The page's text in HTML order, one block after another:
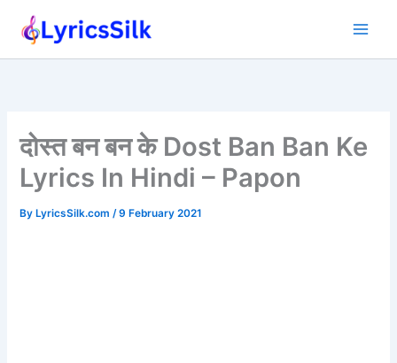
दोस्त बन बन के Dost Ban Ban Ke
Lyrics In Hindi – Papon
ByLyricsSilk.com /9 February 2021